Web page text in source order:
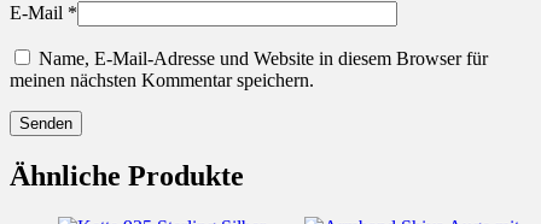
E-Mail *
Name, E-Mail-Adresse und Website in diesem Browser für
meinen nächsten Kommentar speichern.
Ähnliche Produkte